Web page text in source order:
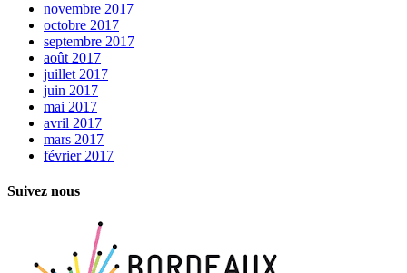
novembre 2017
octobre 2017
septembre 2017
août 2017
juillet 2017
juin 2017
mai 2017
avril 2017
mars 2017
février 2017
Suivez nous